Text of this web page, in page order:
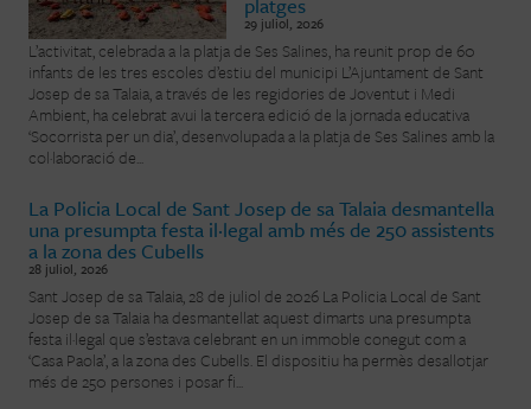
29 juliol, 2026
L’activitat, celebrada a la platja de Ses Salines, ha reunit prop de 60
infants de les tres escoles d’estiu del municipi L’Ajuntament de Sant
Josep de sa Talaia, a través de les regidories de Joventut i Medi
Ambient, ha celebrat avui la tercera edició de la jornada educativa
‘Socorrista per un dia’, desenvolupada a la platja de Ses Salines amb la
col·laboració de...
La Policia Local de Sant Josep de sa Talaia desmantella
una presumpta festa il·legal amb més de 250 assistents
a la zona des Cubells
28 juliol, 2026
Sant Josep de sa Talaia, 28 de juliol de 2026 La Policia Local de Sant
Josep de sa Talaia ha desmantellat aquest dimarts una presumpta
festa il·legal que s’estava celebrant en un immoble conegut com a
‘Casa Paola’, a la zona des Cubells. El dispositiu ha permès desallotjar
més de 250 persones i posar fi...